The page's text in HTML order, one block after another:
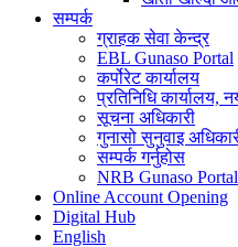
सम्पर्क
ग्राहक सेवा केन्द्र
EBL Gunaso Portal
कर्पोरेट कार्यालय
प्रतिनिधि कार्यालय,
सूचना अधिकारी
गुनासो सुनुवाइ
सम्पर्क गर्नुहोस
NRB Gunaso Portal
Online Account Opening
Digital Hub
English